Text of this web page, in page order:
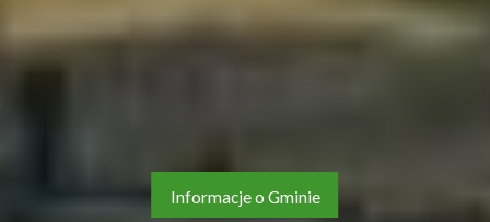
Informacje o Gminie